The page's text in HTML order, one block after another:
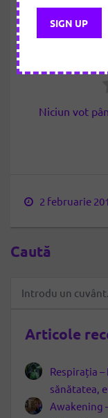
articolul
Niciun vot
2 februarie
Caută
Articole
Respirația
sănătatea,
Awakening